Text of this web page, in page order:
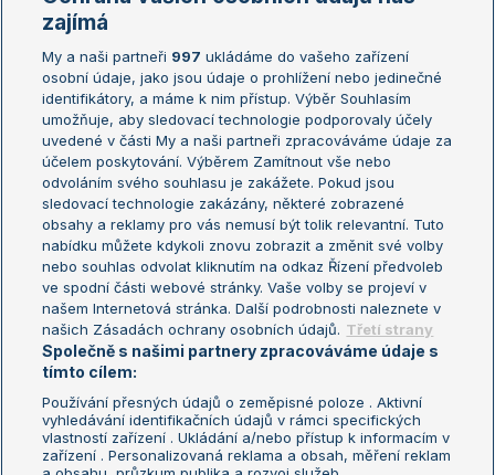
Žebříčky
Žebříček ATP (muži)
Žebříček WTA (ženy)
Sázkařský žebříček
Australian Open
French Open
Wimbledon
US Open
Turnaj mistrů
Turnaj mistryň
Aktualní trendy
Fotbalové přestupy
Livesport Daily
LS Prague Open
Podmínky užití
Nastavení soukromí
GDPR a žurnalistika
Reklama
zajímá
My a naši partneři 997 ukládáme do vašeho zařízení
osobní údaje, jako jsou údaje o prohlížení nebo jedinečné
identifikátory, a máme k nim přístup. Výběr Souhlasím
umožňuje, aby sledovací technologie podporovaly účely
uvedené v části My a naši partneři zpracováváme údaje za
účelem poskytování. Výběrem Zamítnout vše nebo
odvoláním svého souhlasu je zakážete. Pokud jsou
sledovací technologie zakázány, některé zobrazené
obsahy a reklamy pro vás nemusí být tolik relevantní. Tuto
nabídku můžete kdykoli znovu zobrazit a změnit své volby
nebo souhlas odvolat kliknutím na odkaz Řízení předvoleb
ve spodní části webové stránky. Vaše volby se projeví v
našem Internetová stránka. Další podrobnosti naleznete v
našich Zásadách ochrany osobních údajů. Třetí strany
Společně s našimi partnery zpracováváme údaje s
tímto cílem:
Používání přesných údajů o zeměpisné poloze . Aktivní
vyhledávání identifikačních údajů v rámci specifických
vlastností zařízení . Ukládání a/nebo přístup k informacím v
zařízení . Personalizovaná reklama a obsah, měření reklam